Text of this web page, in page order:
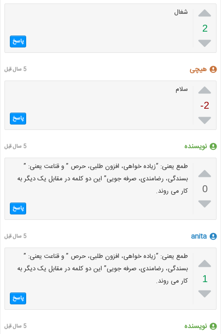

2

شغال
پاسخ
هیچی 5 سال قبل

-2

سلام
پاسخ
نویسنده 5 سال قبل

0

طمع یعنی: “زیاده خواهی، افزون طلبی، حرص ” و قناعت یعنی: ”
بسندگی، رضامندی، صرفه جویی” این دو کلمه در مقابل یک دیگر به
کار می روند.
پاسخ
anita 5 سال قبل

1

طمع یعنی: “زیاده خواهی، افزون طلبی، حرص ” و قناعت یعنی: ”
بسندگی، رضامندی، صرفه جویی” این دو کلمه در مقابل یک دیگر به
کار می روند.
پاسخ
نویسنده 5 سال قبل